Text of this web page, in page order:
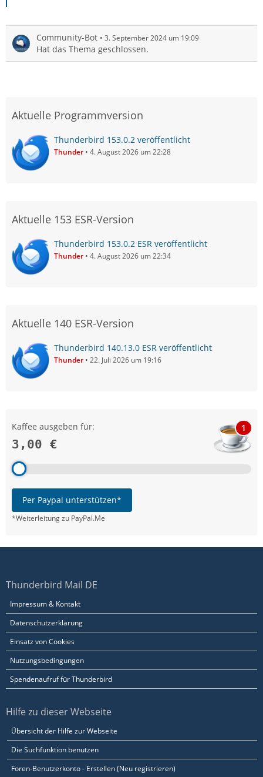
Community-Bot 3. September 2024 um 19:09
Hat das Thema geschlossen.
Aktuelle Programmversion
Thunderbird 153.0.2 veröffentlicht
Thunder 4. August 2026 um 22:28
Aktuelle 153 ESR-Version
Thunderbird 153.0.2 ESR veröffentlicht
Thunder 4. August 2026 um 22:34
Aktuelle 140 ESR-Version
Thunderbird 140.13.0 ESR veröffentlicht
Thunder 22. Juli 2026 um 19:16
Kaffee ausgeben für:
3,00 €
1
Per Paypal unterstützen*
*Weiterleitung zu PayPal.Me
Thunderbird Mail DE
Impressum & Kontakt
Datenschutzerklärung
Einsatz von Cookies
Nutzungsbedingungen
Spendenaufruf für Thunderbird
Hilfe zu dieser Webseite
Übersicht der Hilfe zur Webseite
Die Suchfunktion benutzen
Foren-Benutzerkonto - Erstellen (Neu registrieren)